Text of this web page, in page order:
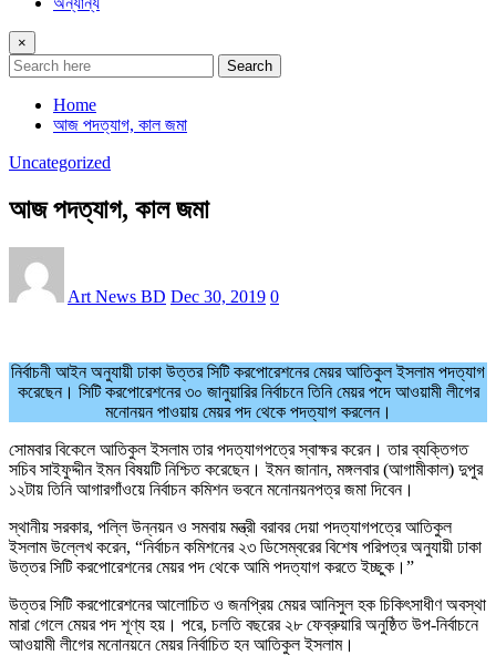
×
Search
Home
আজ পদত্যাগ, কাল জমা
Uncategorized
আজ পদত্যাগ, কাল জমা
Art News BD Dec 30, 2019 0
নির্বাচনী আইন অনুযায়ী ঢাকা উত্তর সিটি করপোরেশনের মেয়র আতিকুল ইসলাম পদত্যাগ
করেছেন। সিটি করপোরেশনের ৩০ জানুয়ারির নির্বাচনে তিনি মেয়র পদে আওয়ামী লীগের
মনোনয়ন পাওয়ায় মেয়র পদ থেকে পদত্যাগ করলেন।
সোমবার বিকেলে আতিকুল ইসলাম তার পদত্যাগপত্রে স্বাক্ষর করেন। তার ব্যক্তিগত
সচিব সাইফুদ্দীন ইমন বিষয়টি নিশ্চিত করেছেন। ইমন জানান, মঙ্গলবার (আগামীকাল) দুপুর
১২টায় তিনি আগারগাঁওয়ে নির্বাচন কমিশন ভবনে মনোনয়নপত্র জমা দিবেন।
স্থানীয় সরকার, পল্লি উন্নয়ন ও সমবায় মন্ত্রী বরাবর দেয়া পদত্যাগপত্রে আতিকুল
ইসলাম উল্লেখ করেন, “নির্বাচন কমিশনের ২৩ ডিসেম্বরের বিশেষ পরিপত্র অনুযায়ী ঢাকা
উত্তর সিটি করপোরেশনের মেয়র পদ থেকে আমি পদত্যাগ করতে ইচ্ছুক।”
উত্তর সিটি করপোরেশনের আলোচিত ও জনপ্রিয় মেয়র আনিসুল হক চিকিৎসাধীণ অবস্থা
মারা গেলে মেয়র পদ শূণ্য হয়। পরে, চলতি বছরের ২৮ ফেব্রুয়ারি অনুষ্ঠিত উপ-নির্বাচনে
আওয়ামী লীগের মনোনয়নে মেয়র নির্বাচিত হন আতিকুল ইসলাম।